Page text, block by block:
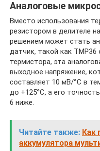
Аналоговые
Вместо использования
резистором в делителе
решением может стать
датчик, такой как TMP36
термистора, эта
выходное напряжение,
составляет 10 мВ/°C в
до +125°C, а его
6 ниже.
Читайте также: Как
аккумулятора